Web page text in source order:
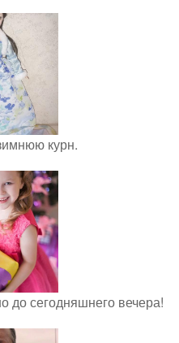
курн.
до сегодняшнего вечера!